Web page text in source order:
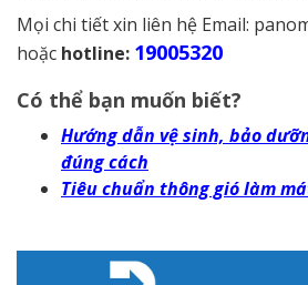
Mọi chi tiết xin liên hệ Email:
hoặc hotline: 19005320
Có thể bạn muốn biết?
Hướng dẫn vệ sinh, bảo
đúng cách
Tiêu chuẩn thông gió làm